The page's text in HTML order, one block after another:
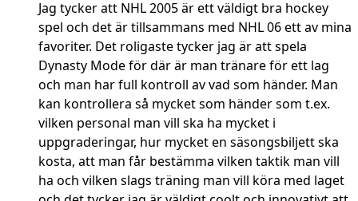
Jag tycker att NHL 2005 är ett väldigt bra hockey
spel och det är tillsammans med NHL 06 ett av mina
favoriter. Det roligaste tycker jag är att spela
Dynasty Mode för där är man tränare för ett lag
och man har full kontroll av vad som händer. Man
kan kontrollera så mycket som händer som t.ex.
vilken personal man vill ska ha mycket i
uppgraderingar, hur mycket en säsongsbiljett ska
kosta, att man får bestämma vilken taktik man vill
ha och vilken slags träning man vill köra med laget